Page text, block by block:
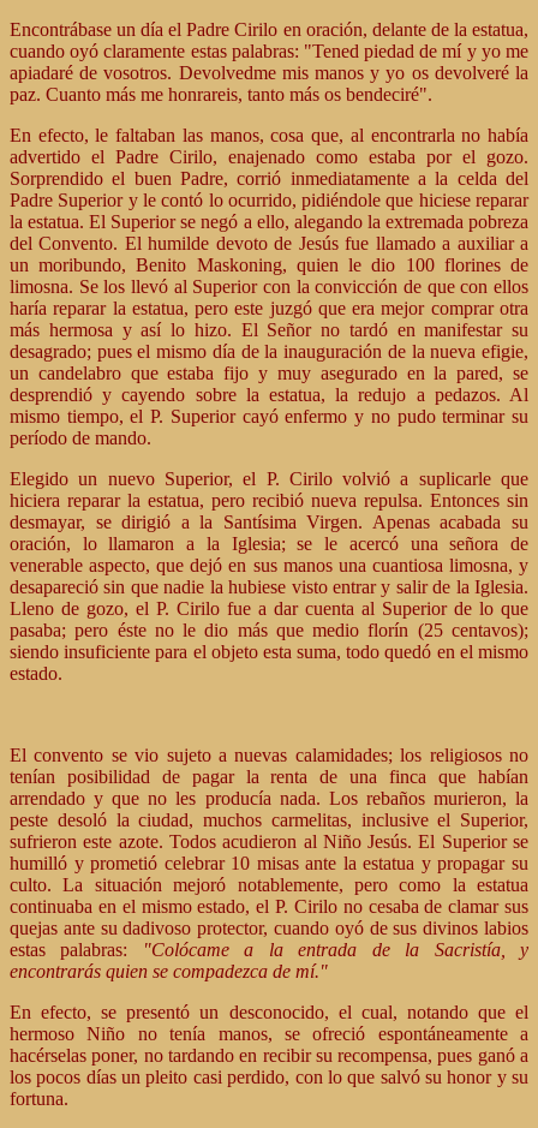
Encontrábase un día el Padre Cirilo en oración, delante de la estatua,
cuando oyó claramente estas palabras: "Tened piedad de mí y yo me
apiadaré de vosotros. Devolvedme mis manos y yo os devolveré la
paz. Cuanto más me honrareis, tanto más os bendeciré".
En efecto, le faltaban las manos, cosa que, al encontrarla no había
advertido el Padre Cirilo, enajenado como estaba por el gozo.
Sorprendido el buen Padre, corrió inmediatamente a la celda del
Padre Superior y le contó lo ocurrido, pidiéndole que hiciese reparar
la estatua. El Superior se negó a ello, alegando la extremada pobreza
del Convento. El humilde devoto de Jesús fue llamado a auxiliar a
un moribundo, Benito Maskoning, quien le dio 100 florines de
limosna. Se los llevó al Superior con la convicción de que con ellos
haría reparar la estatua, pero este juzgó que era mejor comprar otra
más hermosa y así lo hizo. El Señor no tardó en manifestar su
desagrado; pues el mismo día de la inauguración de la nueva efigie,
un candelabro que estaba fijo y muy asegurado en la pared, se
desprendió y cayendo sobre la estatua, la redujo a pedazos. Al
mismo tiempo, el P. Superior cayó enfermo y no pudo terminar su
período de mando.
Elegido un nuevo Superior, el P. Cirilo volvió a suplicarle que
hiciera reparar la estatua, pero recibió nueva repulsa. Entonces sin
desmayar, se dirigió a la Santísima Virgen. Apenas acabada su
oración, lo llamaron a la Iglesia; se le acercó una señora de
venerable aspecto, que dejó en sus manos una cuantiosa limosna, y
desapareció sin que nadie la hubiese visto entrar y salir de la Iglesia.
Lleno de gozo, el P. Cirilo fue a dar cuenta al Superior de lo que
pasaba; pero éste no le dio más que medio florín (25 centavos);
siendo insuficiente para el objeto esta suma, todo quedó en el mismo
estado.
El convento se vio sujeto a nuevas calamidades; los religiosos no
tenían posibilidad de pagar la renta de una finca que habían
arrendado y que no les producía nada. Los rebaños murieron, la
peste desoló la ciudad, muchos carmelitas, inclusive el Superior,
sufrieron este azote. Todos acudieron al Niño Jesús. El Superior se
humilló y prometió celebrar 10 misas ante la estatua y propagar su
culto. La situación mejoró notablemente, pero como la estatua
continuaba en el mismo estado, el P. Cirilo no cesaba de clamar sus
quejas ante su dadivoso protector, cuando oyó de sus divinos labios
estas palabras:
"Colócame a la entrada de la Sacristía, y
encontrarás quien se compadezca de mí."
En efecto, se presentó un desconocido, el cual, notando que el
hermoso Niño no tenía manos, se ofreció espontáneamente a
hacérselas poner, no tardando en recibir su recompensa, pues ganó a
los pocos días un pleito casi perdido, con lo que salvó su honor y su
fortuna.